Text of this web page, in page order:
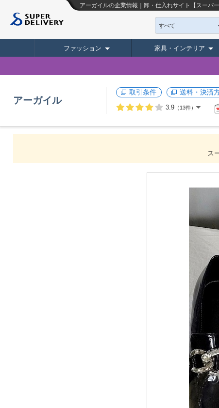
アーガイルの企業情報｜卸・仕入れサイト【スーパー
すべて
ファッション 家具・インテリア
アーガイル
取引条件 送料・決済
3.9 （13件）
ス